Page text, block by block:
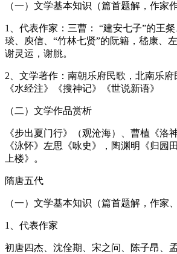
（一）文学基本知识（篇首题解，作家
1、代表作家：三曹： “建安七子”的王
琰、庾信、“竹林七贤”的阮籍，嵇康、
谢灵运，谢朓。
2、文学著作：南朝乐府民歌，北南乐府
《水经注》《搜神记》《世说新语》
（二）文学作品赏析
《步出夏门行》（观沧海）、曹植《洛
《泳怀》左思《咏史》，陶渊明《归园
上楼》。
隋唐五代
（一）文学基本知识（篇首题解，作家
1、代表作家
初唐四杰、沈佺期、宋之问、陈子昂、